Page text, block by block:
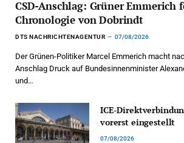
CSD-Anschlag: Grüner Emmerich
Chronologie von Dobrindt
DTS NACHRICHTENAGENTUR 07/08/2026
Der Grünen-Politiker Marcel Emmerich macht
Anschlag Druck auf Bundesinnenminister
und…
ICE-
vorerst eingestellt
07/08/2026